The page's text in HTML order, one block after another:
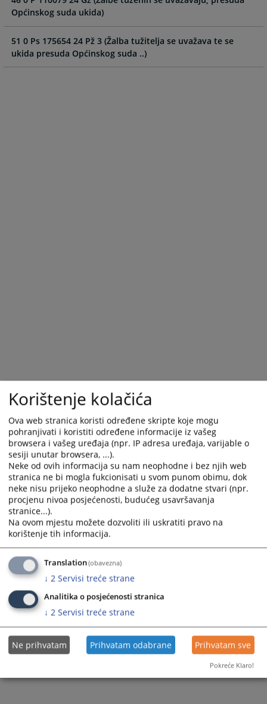
question
mark
to
get
question
to
get
Općinskog suda ukida)
51 0 Ps 175654 24 Pž 3 (Žalba tužitelja se uvažava te se
ukida presuda Općinskog suda ..)
Korištenje kolačića
Ova web stranica koristi određene skripte koje mogu
pohranjivati i koristiti određene informacije iz vašeg
browsera i vašeg uređaja (npr. IP adresa uređaja, varijable o
sesiji unutar browsera, ...).
Neke od ovih informacija su nam neophodne i bez njih web
stranica ne bi mogla fukcionisati u svom punom obimu, dok
neke nisu prijeko neophodne a služe za dodatne stvari (npr.
procjenu nivoa posjećenosti, budućeg usavršavanja
stranice...).
Na ovom mjestu možete dozvoliti ili uskratiti pravo na
korištenje tih informacija.
Translation(obavezna)
↓ 2 Servisi treće strane
Analitika o posjećenosti stranica
↓ 2 Servisi treće strane
Ne prihvatam Prihvatam odabrane Prihvatam sve
Pokreće Klaro!